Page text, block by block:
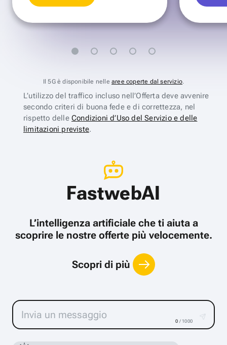
Il 5G è disponibile nelle aree coperte dal servizio.
L’utilizzo del traffico incluso nell’Offerta deve avvenire
secondo criteri di buona fede e di correttezza, nel
rispetto delle Condizioni d’Uso del Servizio e delle
limitazioni previste.
FastwebAI
L’intelligenza artificiale che ti aiuta a
scoprire le nostre offerte più velocemente.
Scopri di più
0 / 1000